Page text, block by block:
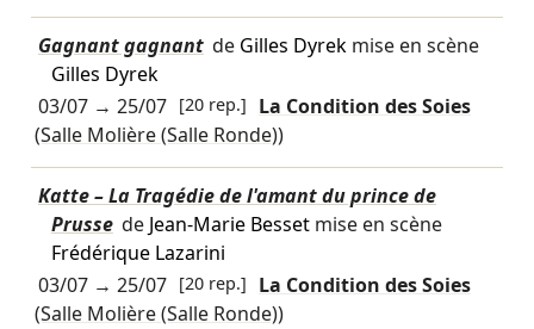
Gagnant gagnant de Gilles Dyrekmise en scène
Gilles Dyrek
03/07→ 25/07 [20 rep.]
La Condition des Soies
(Salle Molière (Salle Ronde))
Katte – La Tragédie de l'amant du prince de
Prusse de Jean-Marie Bessetmise en scène
Frédérique Lazarini
03/07→ 25/07 [20 rep.]
La Condition des Soies
(Salle Molière (Salle Ronde))